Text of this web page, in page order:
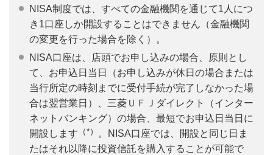
NISA制度では、すべての金融機関を通じて1人につ
き1口座しか開設することはできません（金融機関
の変更を行った場合を除く）。
NISA口座は、店頭でお申し込みの場合、原則とし
て、お申込日当日（お申し込みが休日の場合または
当行所定の時刻までに受付手続が完了しなかった場
合は翌営業日）、三菱ＵＦＪダイレクト（インター
ネットバンキング）の場合、最短でお申込日当日に
開設します （*）
。NISA口座では、開設と同じ日ま
たはそれ以降に投資信託を購入することが可能で